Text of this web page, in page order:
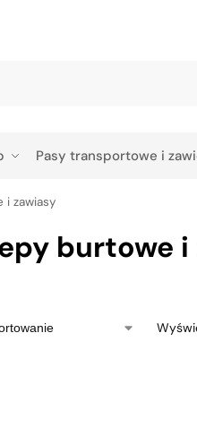
Pasy transportowe i
i zawiasy
burtowe i